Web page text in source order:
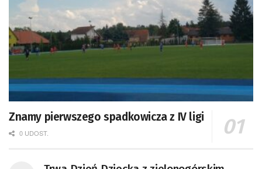
Znamy pierwszego spadkowicza z IV ligi
0 UDOST.